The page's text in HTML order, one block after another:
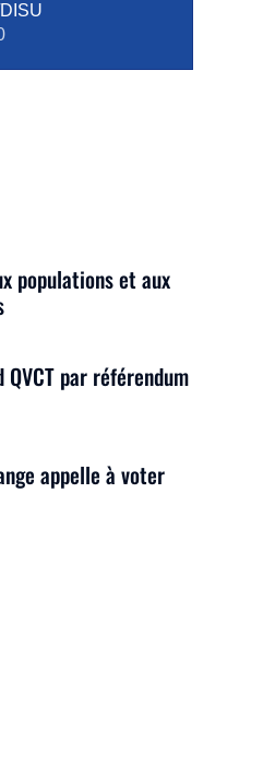
populations et aux
par référendum
appelle à voter